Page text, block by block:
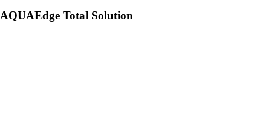
AQUAEdge Total Solution